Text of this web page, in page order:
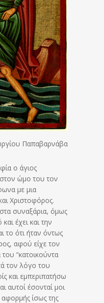
Παπαβαρνάβα
ο άγιος
στον ώμο του τον
με μια
Χριστοφόρος.
συναξάρια, όμως
έχει και την
το ότι ήταν όντως
αφού είχε τον
“κατοικούντα
τον λόγο του
και εμπεριπατήσω
αυτοί έσονταί μοι
αφορμής ίσως της